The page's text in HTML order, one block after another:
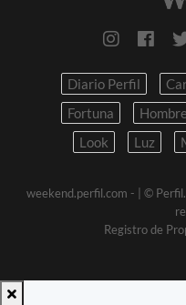
Diario Perfil
Fortuna
Hombre
Look
Luz
weekend.perfil.com - | ©
Registro de